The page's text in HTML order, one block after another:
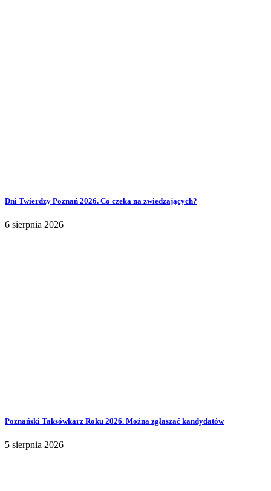
Dni Twierdzy Poznań 2026. Co czeka na zwiedzających?
6 sierpnia 2026
Poznański Taksówkarz Roku 2026. Można zgłaszać kandydatów
5 sierpnia 2026